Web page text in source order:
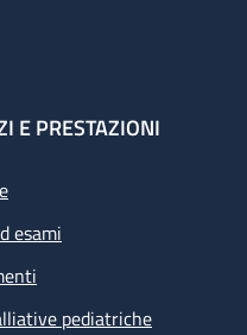
E PRESTAZIONI
esami
pediatriche